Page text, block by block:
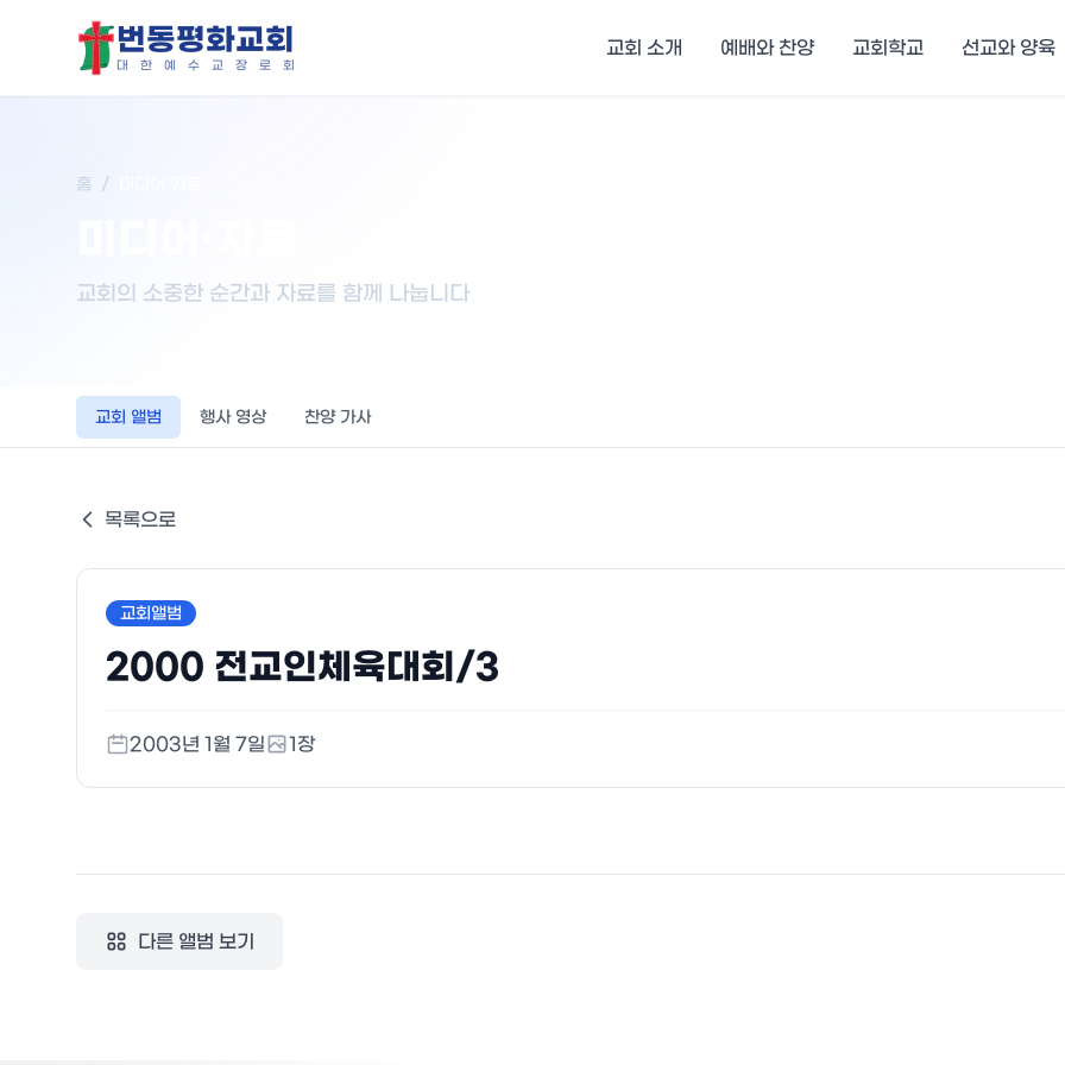
번동평화교회
대 한 예 수 교 장 로 회
교회 소개 예배와 찬양 교회학교 선교와 양육
홈 /
교회의 소중한 순간과 자료를 함께 나눕니다
교회 앨범 행사 영상 찬양 가사
목록으로
교회앨범
2000 전교인체육대회/3
2003년 1월 7일 1 장
다른 앨범 보기